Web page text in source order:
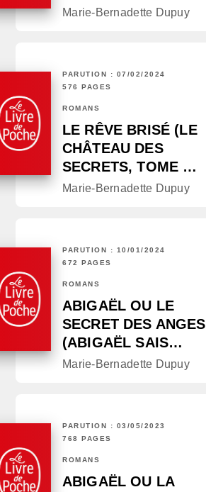
Marie-Bernadette Dupuy
PARUTION : 07/02/2024
576 PAGES
ROMANS
LE RÊVE BRISÉ (LE
CHÂTEAU DES
SECRETS, TOME …
Marie-Bernadette Dupuy
PARUTION : 10/01/2024
672 PAGES
ROMANS
ABIGAËL OU LE
SECRET DES ANGES
(ABIGAËL SAIS…
Marie-Bernadette Dupuy
PARUTION : 03/05/2023
768 PAGES
ROMANS
ABIGAËL OU LA